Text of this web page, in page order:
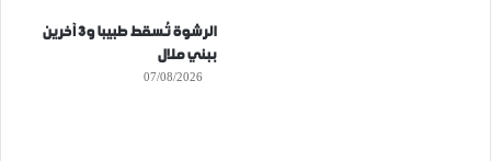
الرشوة تُسقط طبيبا و3 آخرين
ببني ملال
07/08/2026